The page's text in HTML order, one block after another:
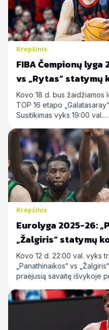
Krepšinis
FIBA Čempionų lyga
vs „Rytas“ statymų
Kovo 18 d. bus žaidžiamos
TOP 16 etapo
Susitikimas vyks 19:00 val.…
Krepšinis
Eurolyga 2025-26:
„Žalgiris“ statymų
Kovo 12 d. 22:00 val. vyks
„Panathinaikos“ vs
praėjusią savaitę išvykoje